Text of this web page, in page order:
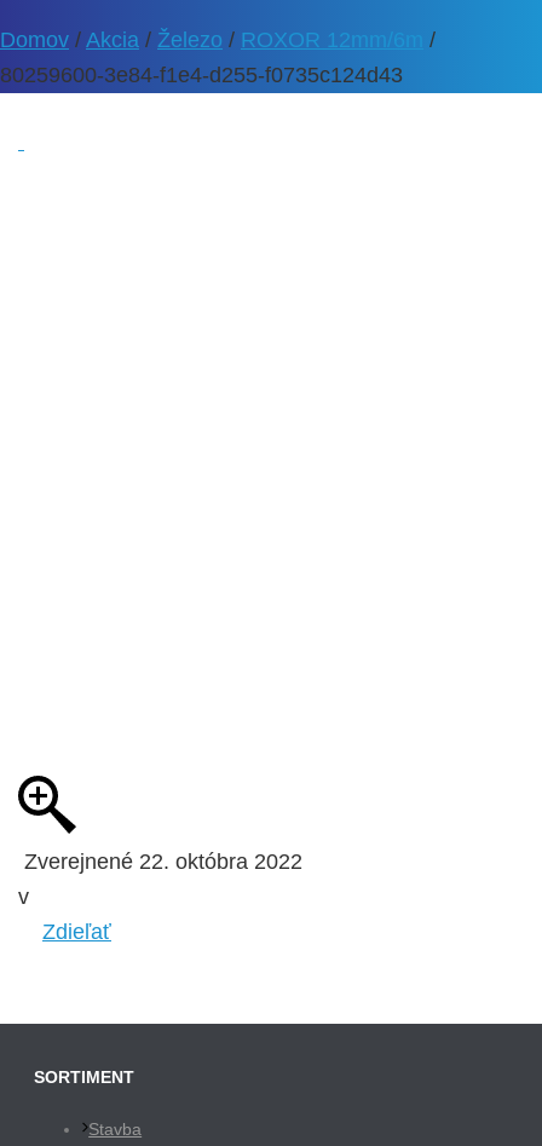
Domov / Akcia / Železo / ROXOR 12mm/6m
/
80259600-3e84-f1e4-d255-f0735c124d43
Zverejnené 22. októbra 2022
v
Zdieľať
SORTIMENT
Stavba